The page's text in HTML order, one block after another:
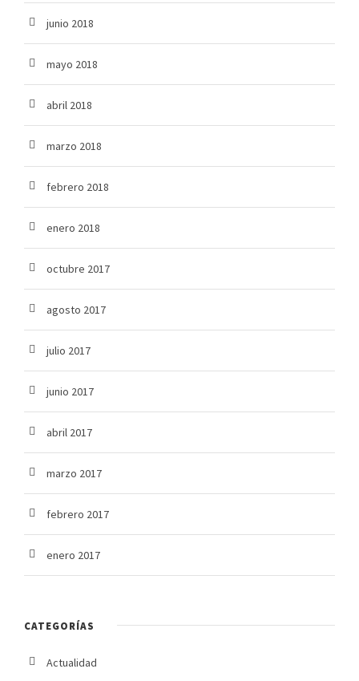
junio 2018
mayo 2018
abril 2018
marzo 2018
febrero 2018
enero 2018
octubre 2017
agosto 2017
julio 2017
junio 2017
abril 2017
marzo 2017
febrero 2017
enero 2017
CATEGORÍAS
Actualidad